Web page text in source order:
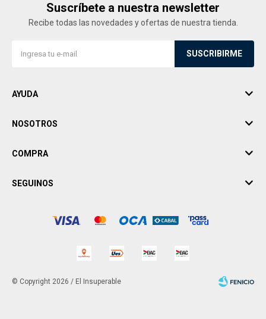
Suscríbete a nuestra newsletter
Recibe todas las novedades y ofertas de nuestra tienda.
SUSCRIBIRME
AYUDA
NOSOTROS
COMPRA
SEGUINOS
© Copyright 2026 / El Insuperable